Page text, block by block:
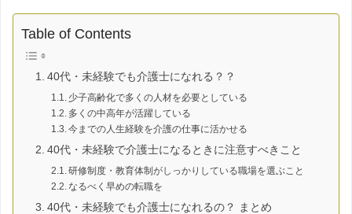
Table of Contents
40代・未経験でも介護士になれる？？
少子高齢化で多くの人材を必要としている
多くの中高年が活躍している
今までの人生経験を介護の仕事に活かせる
40代・未経験で介護士になるときに注意すべきこと
研修制度・教育体制がしっかりしている職場を選ぶこと
なるべく早めの転職を
40代・未経験でも介護士になれるの？ まとめ